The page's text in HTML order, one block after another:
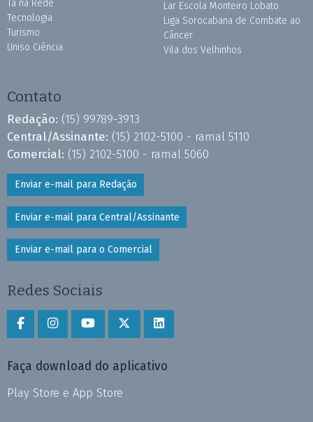
Tá na Rede
Tecnologia
Turismo
Uniso Ciência
Lar Escola Monteiro Lobato
Liga Sorocabana de Combate ao
Câncer
Vila dos Velhinhos
Contato
Redação: (15) 99789-3913
Central/Assinante: (15) 2102-5100 - ramal 5110
Comercial: (15) 2102-5100 - ramal 5060
Enviar e-mail para Redação
Enviar e-mail para Central/Assinante
Enviar e-mail para o Comercial
Redes Sociais
Faça download do aplicativo
Play Store e App Store